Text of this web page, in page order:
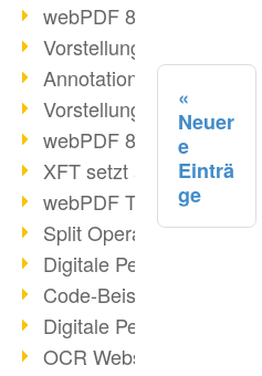
webPDF 8.0 gestartet
Vorstellung weiterer
AnnotationSelection
Vorstellung weiterer
webPDF 8: Toolbox
XFT setzt auf webPDF
webPDF Toolbox
Split Operation:
Digitale Personalakte mit
Code-Beispiel
Digitale Personalakte bei
OCR Webservice
Neuer
e
Einträ
ge